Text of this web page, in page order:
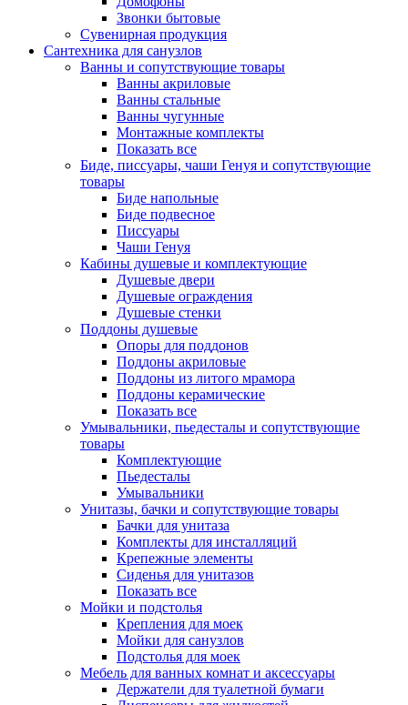
Звонки бытовые
Сувенирная продукция
Сантехника для санузлов
Ванны и сопутствующие товары
Ванны акриловые
Ванны стальные
Ванны чугунные
Монтажные комплекты
Показать все
Биде, писсуары, чаши Генуя и сопутствующие
товары
Биде напольные
Биде подвесное
Писсуары
Чаши Генуя
Кабины душевые и комплектующие
Душевые двери
Душевые ограждения
Душевые стенки
Поддоны душевые
Опоры для поддонов
Поддоны акриловые
Поддоны из литого мрамора
Поддоны керамические
Показать все
Умывальники, пьедесталы и сопутствующие
товары
Комплектующие
Пьедесталы
Умывальники
Унитазы, бачки и сопутствующие товары
Бачки для унитаза
Комплекты для инсталляций
Крепежные элементы
Сиденья для унитазов
Показать все
Мойки и подстолья
Крепления для моек
Мойки для санузлов
Подстолья для моек
Мебель для ванных комнат и аксессуары
Держатели для туалетной бумаги